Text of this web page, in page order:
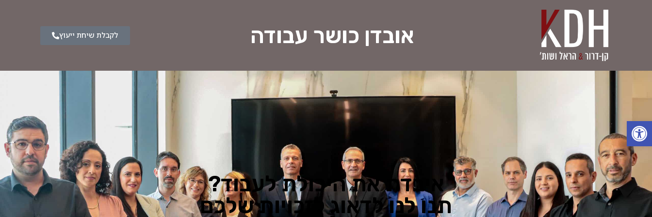
פתח סרגל נגישות
אובדן כושר עבודה לקבלת שיחת ייעוץ
איבדת את היכולת לעבוד?
תנו לנו לדאוג לזכויות שלכם